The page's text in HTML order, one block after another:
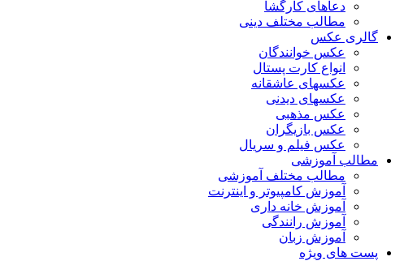
دعاهای کارگشا
مطالب مختلف دینی
گالری عکس
عکس خوانندگان
انواع کارت پستال
عکسهای عاشقانه
عکسهای دیدنی
عکس مذهبی
عکس بازیگران
عکس فیلم و سریال
مطالب آموزشی
مطالب مختلف آموزشی
آموزش کامپیوتر و اینترنت
آموزش خانه داری
آموزش رانندگی
آموزش زبان
پست های ویژه